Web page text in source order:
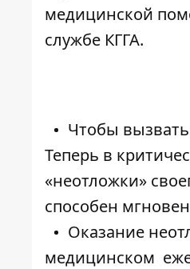
медицинской
службе КГГА.
Чтобы
Теперь в
«неотложки»
способен
Оказание
медицинском